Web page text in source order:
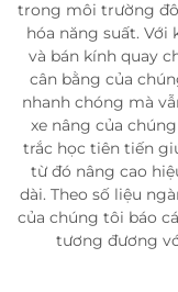
trong môi trường
hóa năng suất. Với
và bán kính quay
cân bằng của
nhanh chóng mà
xe nâng của
trắc học tiên tiến
từ đó nâng cao
dài. Theo số liệu
của chúng tôi báo
tương đương